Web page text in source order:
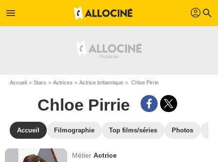
menu profil search
Accueil Stars Actrices Actrice britannique Chloe Pirrie
Chloe Pirrie
Accueil Filmographie Top films/séries Photos
MétierActrice